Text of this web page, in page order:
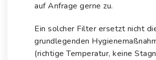
auf Anfrage gerne zu.
Ein solcher Filter ersetzt nicht
grundlegenden
(richtige Temperatur, keine